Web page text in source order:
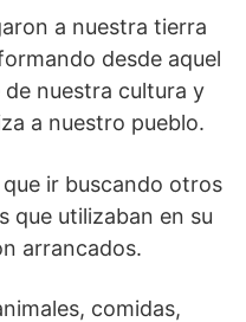
a nuestra tierra
desde aquel
nuestra cultura y
a nuestro pueblo.
ir buscando otros
que utilizaban en su
arrancados.
comidas,